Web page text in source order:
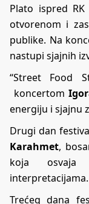
Plato ispred
otvorenom i
publike. Na
nastupi sjajnih
“Street Food
koncertom
energiju i sjajnu
Drugi dan
Karahmet,
koja osvaja
interpretacijama.
Trećeg dana